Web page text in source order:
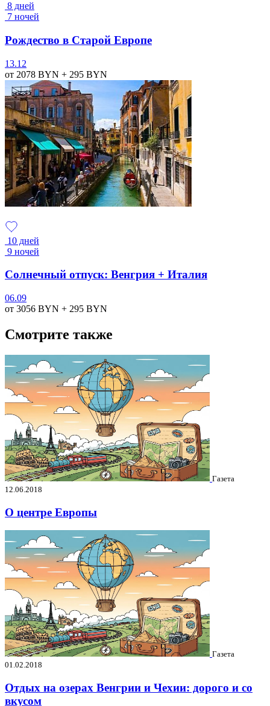
8 дней
7 ночей
Рождество в Старой Европе
13.12
от 2078 BYN + 295 BYN
10 дней
9 ночей
Солнечный отпуск: Венгрия + Италия
06.09
от 3056 BYN + 295 BYN
Смотрите также
Газета
12.06.2018
О центре Европы
Газета
01.02.2018
Отдых на озерах Венгрии и Чехии: дорого и со
вкусом